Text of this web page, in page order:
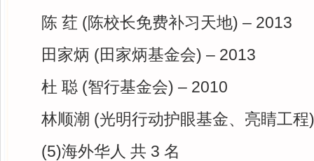
陈 荭 (陈校长免费补习天地) – 2013
田家炳 (田家炳基金会) – 2013
杜 聪 (智行基金会) – 2010
林顺潮 (光明行动护眼基金、亮睛工程
(5)海外华人 共 3 名